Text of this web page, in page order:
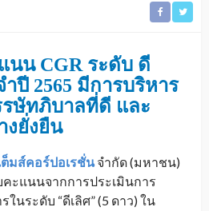
นน CGR ระดับ ดี
ำปี 2565 มีการบริหาร
ษัทภิบาลที่ดี และ
งยั่งยืน
ต็มส์คอร์ปอเรชั่นจำกัด (มหาชน)
คะแนนจากการประเมินการ
นระดับ “ดีเลิศ” (5 ดาว) ใน